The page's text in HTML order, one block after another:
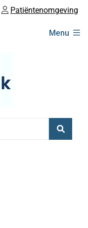
Patiëntenomgeving
Menu